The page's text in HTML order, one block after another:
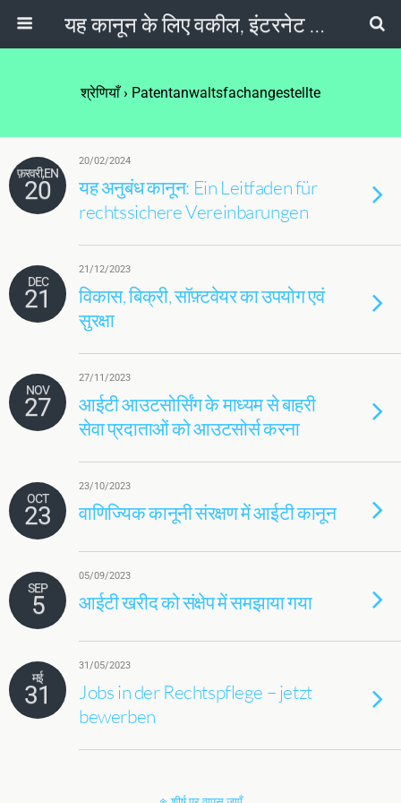
यह कानून के लिए वकील, इंटरनेट का कानून, गोपनीयता नीति & सोशल मीडिया
श्रेणियाँ› Patentanwaltsfachangestellte
फ़रवरी,EN
20
20/02/2024
यह अनुबंध कानून: Ein Leitfaden für
rechtssichere Vereinbarungen
DEC
21
21/12/2023
विकास, बिक्री, सॉफ़्टवेयर का उपयोग एवं
सुरक्षा
NOV
27
27/11/2023
आईटी आउटसोर्सिंग के माध्यम से बाहरी
सेवा प्रदाताओं को आउटसोर्स करना
OCT
23
23/10/2023
वाणिज्यिक कानूनी संरक्षण में आईटी कानून
SEP
5
05/09/2023
आईटी खरीद को संक्षेप में समझाया गया
मई
31
31/05/2023
Jobs in der Rechtspflege – jetzt
bewerben